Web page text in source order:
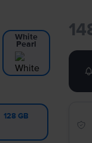
White
Pearl
128 GB